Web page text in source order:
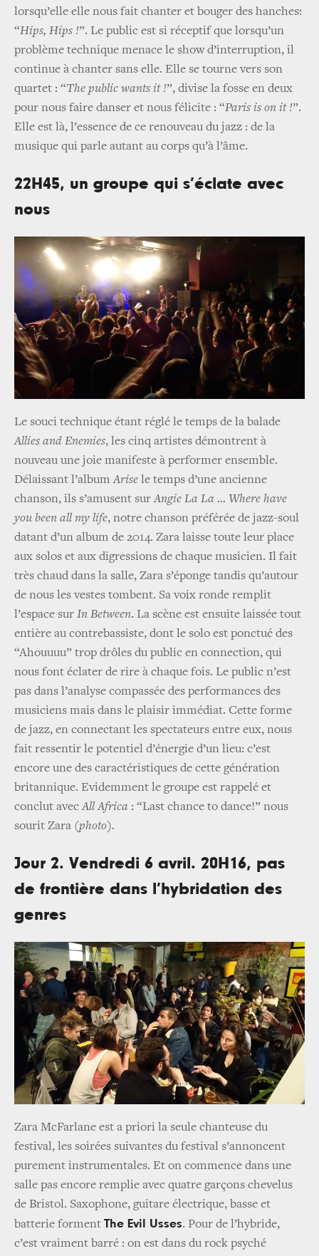
lorsqu’elle elle nous fait chanter et bouger des hanches:
“Hips, Hips !”. Le public est si réceptif que lorsqu’un
problème technique menace le show d’interruption, il
continue à chanter sans elle. Elle se tourne vers son
quartet : “The public wants it !”, divise la fosse en deux
pour nous faire danser et nous félicite : “Paris is on it !”.
Elle est là, l’essence de ce renouveau du jazz : de la
musique qui parle autant au corps qu’à l’âme.
22H45, un groupe qui s’éclate avec
nous
Le souci technique étant réglé le temps de la balade
Allies and Enemies, les cinq artistes démontrent à
nouveau une joie manifeste à performer ensemble.
Délaissant l’albumArise le temps d’une ancienne
chanson, ils s’amusent surAngie La La … Where have
you been all my life, notre chanson préférée de jazz-soul
datant d’un album de 2014. Zara laisse toute leur place
aux solos et aux digressions de chaque musicien. Il fait
très chaud dans la salle, Zara s’éponge tandis qu’autour
de nous les vestes tombent. Sa voix ronde remplit
l’espace sur In Between. La scène est ensuite laissée tout
entière au contrebassiste, dont le solo est ponctué des
“Ahouuuu” trop drôles du public en connection, qui
nous font éclater de rire à chaque fois. Le public n’est
pas dans l’analyse compassée des performances des
musiciens mais dans le plaisir immédiat. Cette forme
de jazz, en connectant les spectateurs entre eux, nous
fait ressentir le potentiel d’énergie d’un lieu: c’est
encore une des caractéristiques de cette génération
britannique. Evidemment le groupe est rappelé et
conclut avecAll Africa : “Last chance to dance!” nous
sourit Zara (photo).
Jour 2. Vendredi 6 avril. 20H16, pas
de frontière dans l’hybridation des
genres
Zara McFarlane est a priori la seule chanteuse du
festival, les soirées suivantes du festival s’annoncent
purement instrumentales. Et on commence dans une
salle pas encore remplie avec quatre garçons chevelus
de Bristol. Saxophone, guitare électrique, basse et
batterie forment The Evil Usses. Pour de l’hybride,
c’est vraiment barré : on est dans du rock psyché